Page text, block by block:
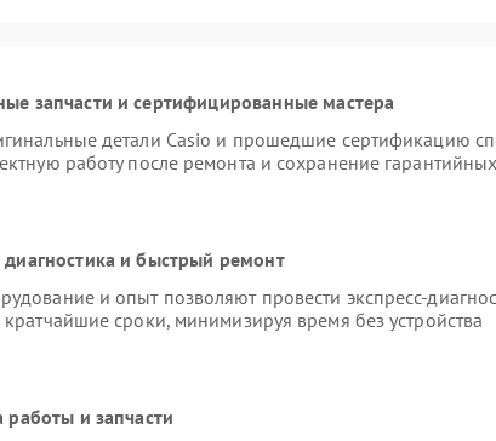
запчасти и сертифицированные мастера
детали Casio и прошедшие сертификацию
работу после ремонта и сохранение гарантийных
диагностика и быстрый ремонт
и опыт позволяют провести экспресс-
кратчайшие сроки, минимизируя время без устройства
работы и запчасти